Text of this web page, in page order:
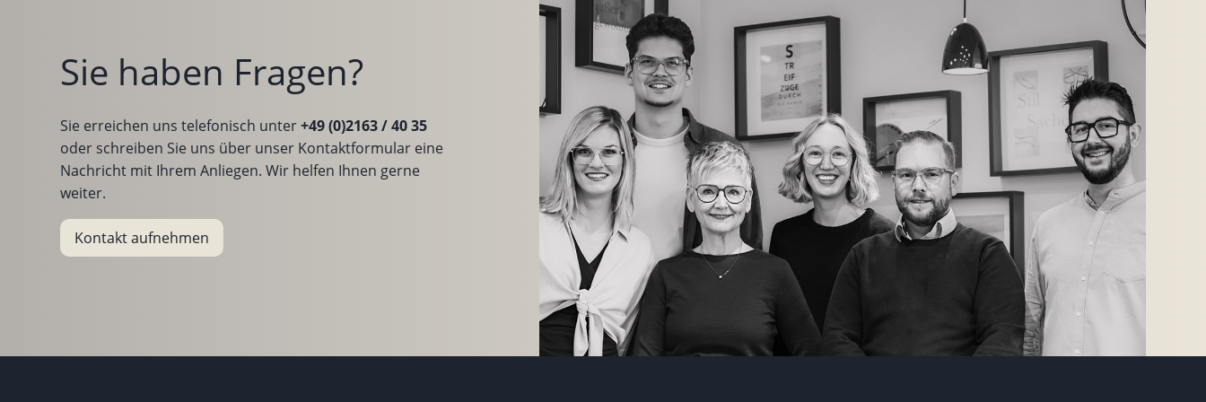
Sie haben Fragen?
Sie erreichen uns telefonisch unter+49 (0)2163 / 40 35
oder schreiben Sie uns über unser Kontaktformular eine
Nachricht mit Ihrem Anliegen. Wir helfen Ihnen gerne
weiter.
Kontakt aufnehmen